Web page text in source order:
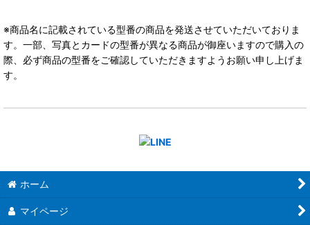
※商品名に記載されている型番の商品を発送させていただいておりま
す。一部、写真とカードの型番が異なる商品が御座いますので購入の
際、必ず商品の型番をご確認していただきますようお願い申し上げま
す。
ホーム
マイページ